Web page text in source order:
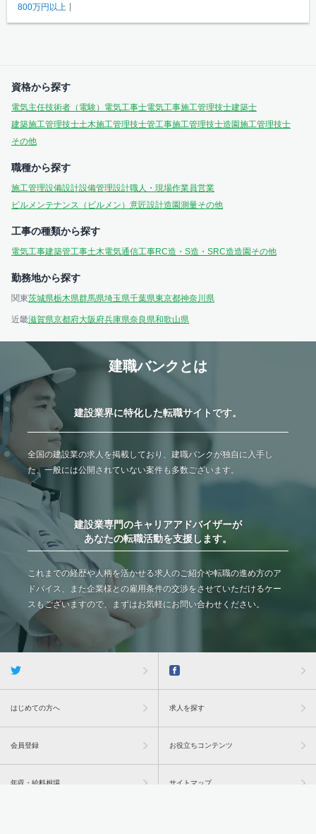
800万円以上
資格から探す
電気主任技術者（電験） 電気工事士電気工事施工管理技士建築士
建築施工管理技士土木施工管理技士管工事施工管理技士造園施工管理技士
その他
職種から探す
施工管理設備設計設備管理設計職人・現場作業員営業
ビルメンテナンス（ビルメン） 意匠設計造園測量その他
工事の種類から探す
電気工事建築管工事土木電気通信工事RC造・S造・SRC造造園その他
勤務地から探す
関東茨城県栃木県群馬県埼玉県千葉県東京都神奈川県
近畿滋賀県京都府大阪府兵庫県奈良県和歌山県
建職バンクとは
建設業界に特化した転職サイトです。
全国の建設業の求人を掲載しており、建職バンクが独自に入手し
た、一般には公開されていない案件も多数ございます。
建設業専門のキャリアアドバイザーが
あなたの転職活動を支援します。
これまでの経歴や人柄を活かせる求人のご紹介や転職の進め方のア
ドバイス、また企業様との雇用条件の交渉をさせていただけるケー
スもございますので、まずはお気軽にお問い合わせください。
はじめての方へ 求人を探す
会員登録 お役立ちコンテンツ
年収・給料相場 サイトマップ